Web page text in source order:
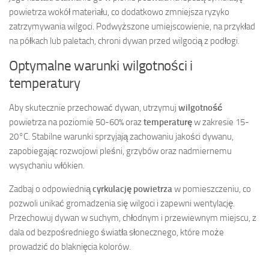
powietrza wokół materiału, co dodatkowo zmniejsza ryzyko
zatrzymywania wilgoci. Podwyższone umiejscowienie, na przykład
na półkach lub paletach, chroni dywan przed wilgocią z podłogi.
Optymalne warunki wilgotności i
temperatury
Aby skutecznie przechować dywan, utrzymuj wilgotność
powietrza na poziomie 50-60% oraztemperaturęw zakresie 15-
20°C. Stabilne warunki sprzyjają zachowaniu jakości dywanu,
zapobiegając rozwojowi pleśni, grzybów oraz nadmiernemu
wysychaniu włókien.
Zadbaj o odpowiedniącyrkulację powietrzaw pomieszczeniu, co
pozwoli unikać gromadzenia się wilgoci i zapewni wentylację.
Przechowuj dywan w suchym, chłodnym i przewiewnym miejscu, z
dala od bezpośredniego światła słonecznego, które może
prowadzić do blaknięcia kolorów.